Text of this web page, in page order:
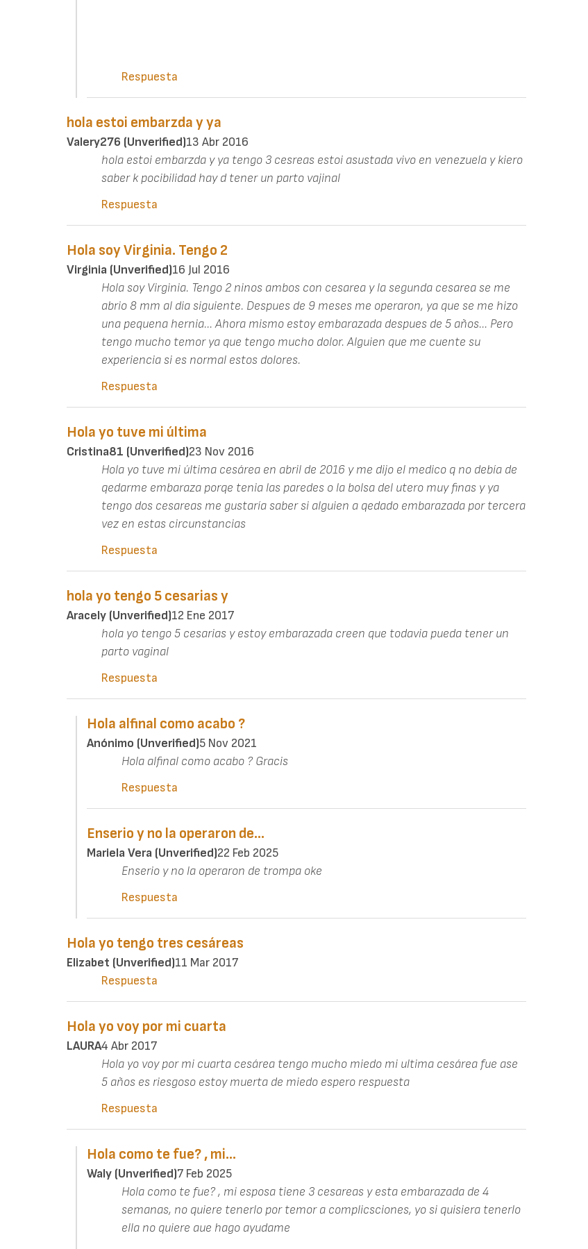
Respuesta
hola estoi embarzda y ya
Valery276 (unverified)13 Abr 2016
hola estoi embarzda y ya tengo 3 cesreas estoi asustada vivo en venezuela y kiero
saber k pocibilidad hay d tener un parto vajinal
Respuesta
Hola soy Virginia. Tengo 2
Virginia (unverified)16 Jul 2016
Hola soy Virginia. Tengo 2 ninos ambos con cesarea y la segunda cesarea se me
abrio 8 mm al dia siguiente. Despues de 9 meses me operaron, ya que se me hizo
una pequena hernia... Ahora mismo estoy embarazada despues de 5 años... Pero
tengo mucho temor ya que tengo mucho dolor. Alguien que me cuente su
experiencia si es normal estos dolores.
Respuesta
Hola yo tuve mi última
Cristina81 (unverified)23 Nov 2016
Hola yo tuve mi última cesárea en abril de 2016 y me dijo el medico q no debía de
qedarme embaraza porqe tenia las paredes o la bolsa del utero muy finas y ya
tengo dos cesareas me gustaría saber si alguien a qedado embarazada por tercera
vez en estas circunstancias
Respuesta
hola yo tengo 5 cesarias y
Aracely (unverified)12 Ene 2017
hola yo tengo 5 cesarias y estoy embarazada creen que todavia pueda tener un
parto vaginal
Respuesta
Hola alfinal como acabo ?
Anónimo (unverified)5 Nov 2021
Hola alfinal como acabo ? Gracis
Respuesta
Enserio y no la operaron de…
Mariela Vera (unverified)22 Feb 2025
Enserio y no la operaron de trompa oke
Respuesta
Hola yo tengo tres cesáreas
Elizabet (unverified)11 Mar 2017
Respuesta
Hola yo voy por mi cuarta
LAURA4 Abr 2017
Hola yo voy por mi cuarta cesárea tengo mucho miedo mi ultima cesárea fue ase
5 años es riesgoso estoy muerta de miedo espero respuesta
Respuesta
Hola como te fue? , mi…
Waly (unverified)7 Feb 2025
Hola como te fue? , mi esposa tiene 3 cesareas y esta embarazada de 4
semanas, no quiere tenerlo por temor a complicsciones, yo si quisiera tenerlo
ella no quiere aue hago ayudame